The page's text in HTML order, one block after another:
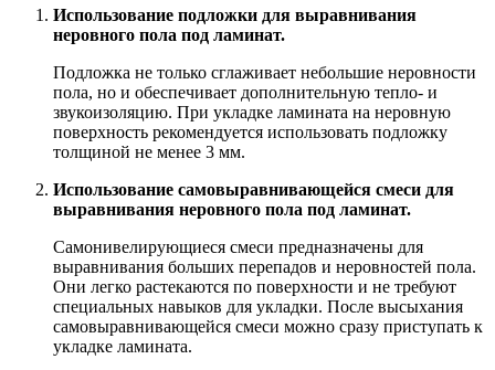
Использование подложки для выравнивания
неровного пола под ламинат.
Подложка не только сглаживает небольшие неровности
пола, но и обеспечивает дополнительную тепло- и
звукоизоляцию. При укладке ламината на неровную
поверхность рекомендуется использовать подложку
толщиной не менее 3 мм.
Использование самовыравнивающейся смеси для
выравнивания неровного пола под ламинат.
Самонивелирующиеся смеси предназначены для
выравнивания больших перепадов и неровностей пола.
Они легко растекаются по поверхности и не требуют
специальных навыков для укладки. После высыхания
самовыравнивающейся смеси можно сразу приступать к
укладке ламината.